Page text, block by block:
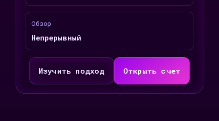
Обзор
Непрерывный
Изучить подход Открыть счет